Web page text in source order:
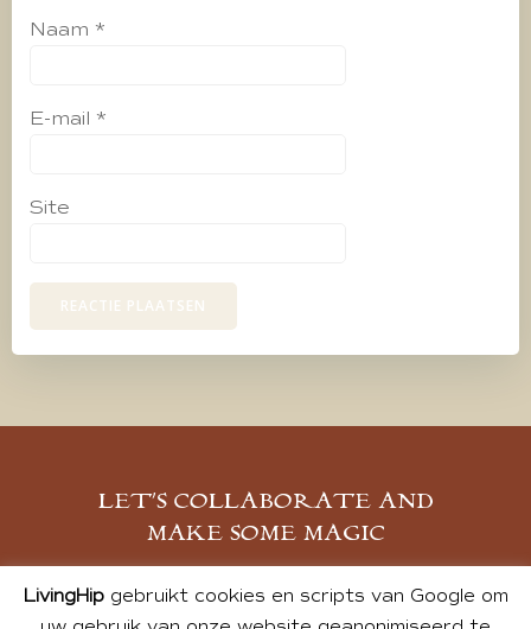
Naam *
E-mail *
Site
LET’S COLLABORATE AND
MAKE SOME MAGIC
MELD JE AAN
LivingHipgebruikt cookies en scripts van Google om